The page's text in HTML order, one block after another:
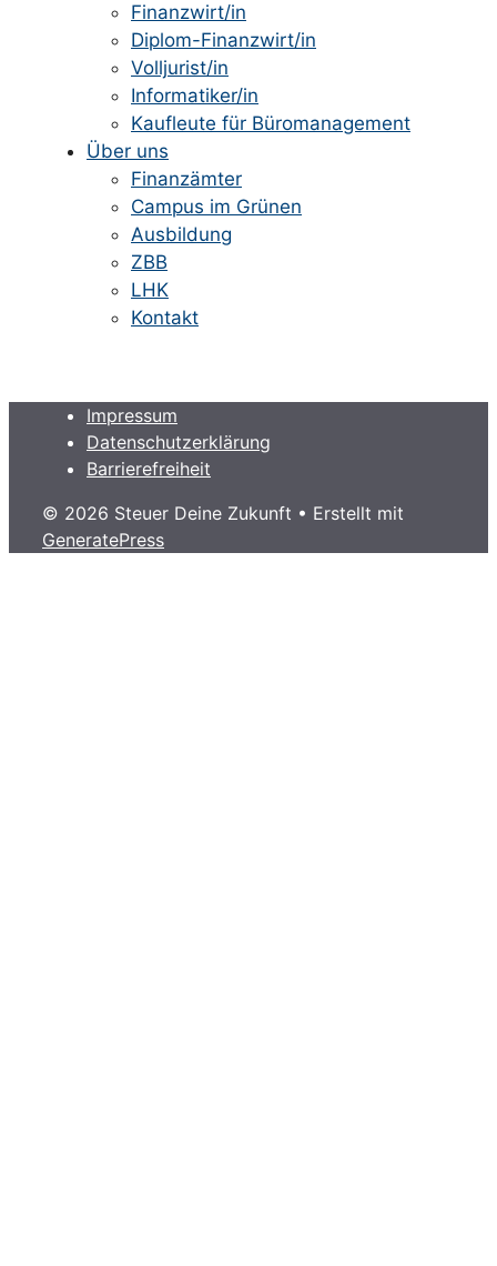
Finanzwirt/in
Diplom-Finanzwirt/in
Volljurist/in
Informatiker/in
Kaufleute für Büromanagement
Über uns
Finanzämter
Campus im Grünen
Ausbildung
ZBB
LHK
Kontakt
Impressum
Datenschutzerklärung
Barrierefreiheit
© 2026 Steuer Deine Zukunft • Erstellt mit
GeneratePress